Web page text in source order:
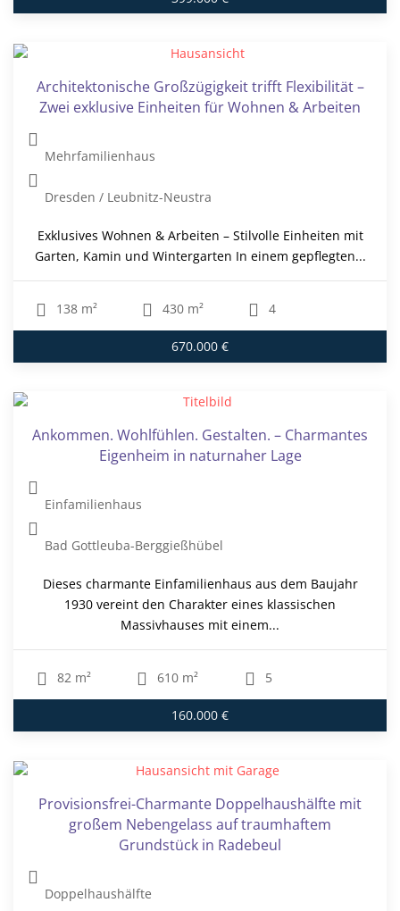
Architektonische Großzügigkeit trifft Flexibilität –
Zwei exklusive Einheiten für Wohnen & Arbeiten
Mehrfamilienhaus
Dresden / Leubnitz-Neustra
Exklusives Wohnen & Arbeiten – Stilvolle Einheiten mit
Garten, Kamin und Wintergarten In einem gepflegten...
138 m² 430 m² 4
670.000 €
Ankommen. Wohlfühlen. Gestalten. – Charmantes
Eigenheim in naturnaher Lage
Einfamilienhaus
Bad Gottleuba-Berggießhübel
Dieses charmante Einfamilienhaus aus dem Baujahr
1930 vereint den Charakter eines klassischen
Massivhauses mit einem...
82 m² 610 m² 5
160.000 €
Provisionsfrei-Charmante Doppelhaushälfte mit
großem Nebengelass auf traumhaftem
Grundstück in Radebeul
Doppelhaushälfte